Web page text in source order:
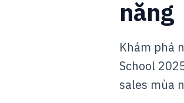
năng
Khám phá
School
sales mùa